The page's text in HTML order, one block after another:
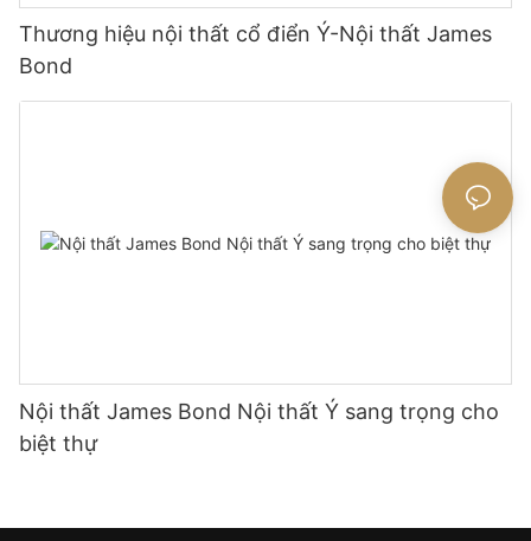
Thương hiệu nội thất cổ điển Ý-Nội thất James
Bond
Nội thất James Bond Nội thất Ý sang trọng cho
biệt thự